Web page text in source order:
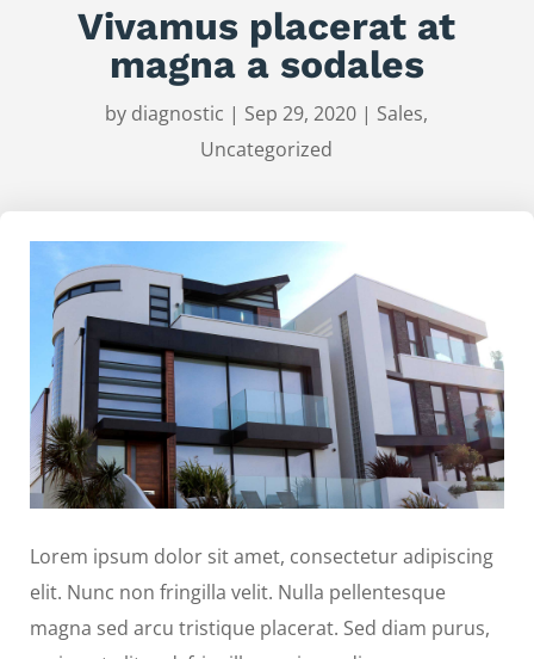
Vivamus placerat at
magna a sodales
by diagnostic | Sep 29, 2020 | Sales,
Uncategorized
Lorem ipsum dolor sit amet, consectetur adipiscing
elit. Nunc non fringilla velit. Nulla pellentesque
magna sed arcu tristique placerat. Sed diam purus,